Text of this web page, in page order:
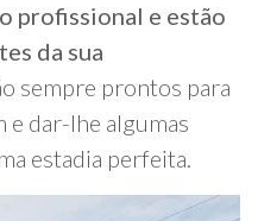
profissional e estão
da sua
sempre prontos para
e dar-lhe algumas
estadia perfeita.